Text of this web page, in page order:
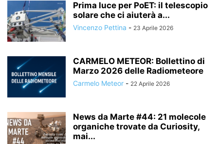
Prima luce per PoET: il telescopio
solare che ci aiuterà a...
Vincenzo Pettina - 23 Aprile 2026
CARMELO METEOR: Bollettino di
Marzo 2026 delle Radiometeore
Carmelo Meteor - 22 Aprile 2026
News da Marte #44: 21 molecole
organiche trovate da Curiosity,
mai...